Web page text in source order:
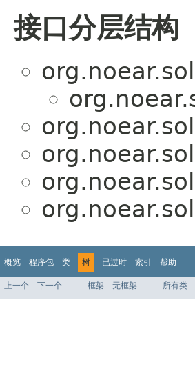
接口分层结构
概览 程序包 类 树 已过时 索引 帮助
上一个 下一个 框架 无框架 所有类